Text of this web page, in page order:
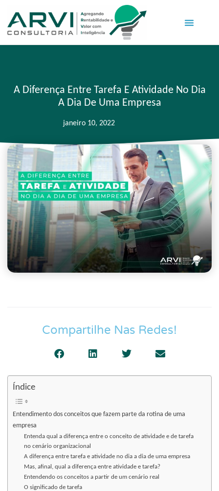
A Diferença Entre Tarefa E Atividade No Dia
A Dia De Uma Empresa
janeiro 10, 2022
Compartilhe Nas Redes!
Índice
Entendimento dos conceitos que fazem parte da rotina de uma
empresa
Entenda qual a diferença entre o conceito de atividade e de tarefa
no cenário organizacional
A diferença entre tarefa e atividade no dia a dia de uma empresa
Mas, afinal, qual a diferença entre atividade e tarefa?
Entendendo os conceitos a partir de um cenário real
O significado de tarefa